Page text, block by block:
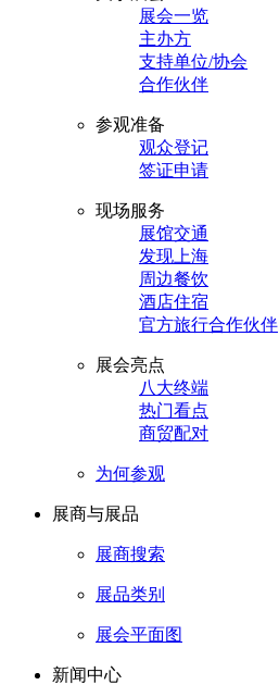
展会一览
主办方
支持单位/协会
合作伙伴
参观准备
观众登记
签证申请
现场服务
展馆交通
发现上海
周边餐饮
酒店住宿
官方旅行合作伙伴
展会亮点
八大终端
热门看点
商贸配对
为何参观
展商与展品
展商搜索
展品类别
展会平面图
新闻中心